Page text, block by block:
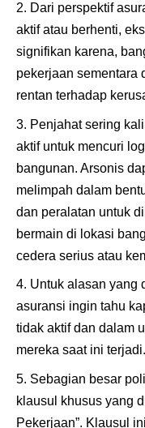
Dari perspektif
aktif atau berhenti,
signifikan karena,
pekerjaan sementara
rentan terhadap
Penjahat sering
aktif untuk mencuri
bangunan. Arsonis
melimpah dalam
dan peralatan untuk
bermain di lokasi
cedera serius atau
Untuk alasan yang
asuransi ingin tahu
tidak aktif dan dalam
mereka saat ini terjadi.
Sebagian besar
klausul khusus yang
Pekerjaan”. Klausul